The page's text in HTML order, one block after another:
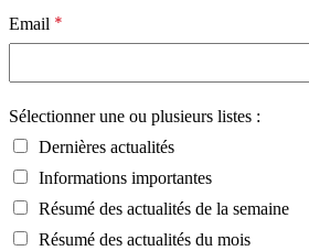
Email *
Sélectionner une ou plusieurs listes :
Dernières actualités
Informations importantes
Résumé des actualités de la semaine
Résumé des actualités du mois